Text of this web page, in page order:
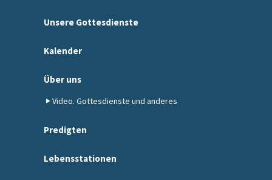
Unsere Gottesdienste
Kalender
Über uns
Video. Gottesdienste und anderes
Predigten
Lebensstationen